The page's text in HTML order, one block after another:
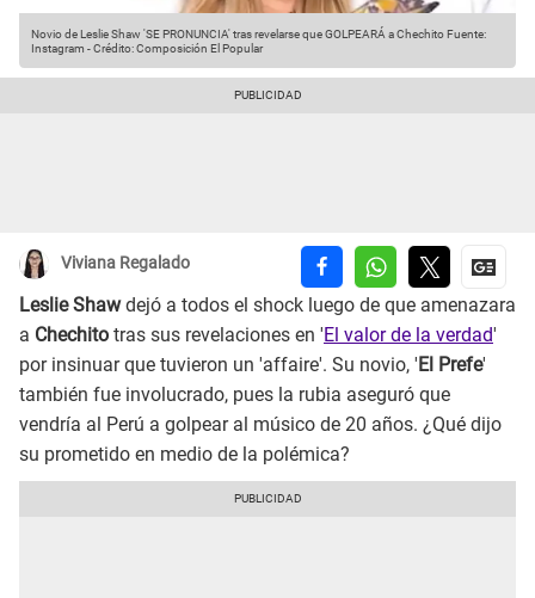
Novio de Leslie Shaw 'SE PRONUNCIA' tras revelarse que GOLPEARÁ a ChechitoFuente:
Instagram -Crédito: Composición El Popular
Viviana Regalado
Leslie Shawdejó a todos el shock luego de que amenazara
a Chechito tras sus revelaciones en 'El valor de la verdad'
por insinuar que tuvieron un 'affaire'. Su novio, ' El Prefe'
también fue involucrado, pues la rubia aseguró que
vendría al Perú a golpear al músico de 20 años. ¿Qué dijo
su prometido en medio de la polémica?